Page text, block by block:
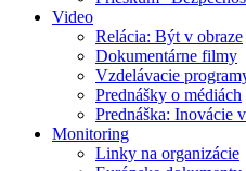
Video
Relácia: Být v obraze
Dokumentárne filmy
Vzdelávacie
Prednášky o médiách
Prednáška: Inovácie
Monitoring
Linky na organizácie